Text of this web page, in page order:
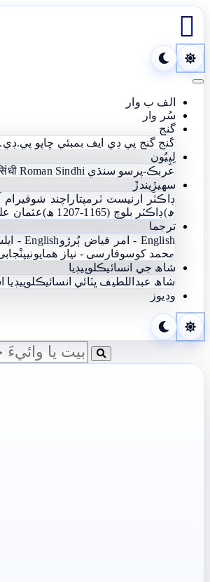

Toggle navigation
الف ب وار
سُر وار
گنج
گنج گنج پي ڊي ايف بمبئي ڇاپو
لِپِيُون
عربڪ-پرسو سنڌي Roman Sindhi
سھيڙِيندڙَ
ڊاڪٽر ارنيسٽ ٽرمپتاراچند شوقيرام
ھ)ڊاڪٽر بلوچ (1165-1207 ھ) عثمان
ترجما
English - امر فياض ٻُرڙو
English - ايلسا قاضي
محمد کوسوفارسی - نياز ھمايوني
شاھ جي انسائيڪلوپيڊيا
شاھ عبداللطيف ڀٽائي انسائيڪلوپيڊيا
وڊيوز